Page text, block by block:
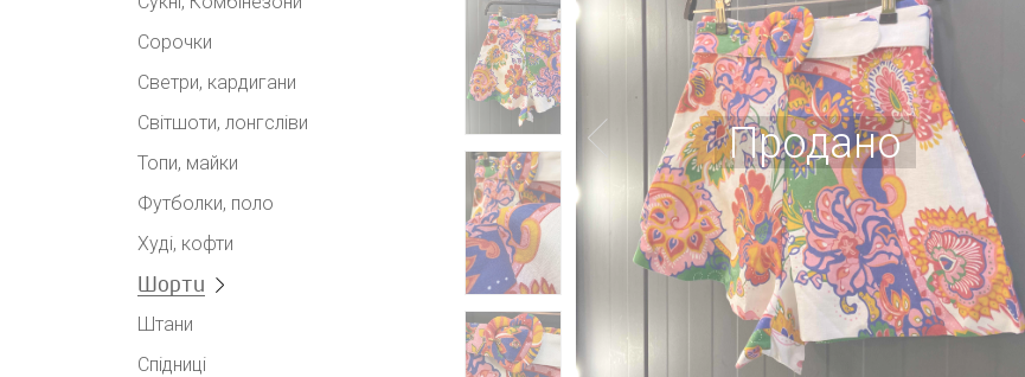
Сорочки
Светри, кардигани
Світшоти, лонгсліви
Топи, майки
Футболки, поло
Худі, кофти
Шорти
Штани
Спідниці
Продано